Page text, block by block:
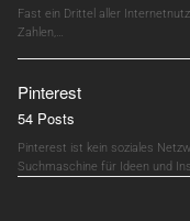
Fast ein Drittel aller
Zahlen,…
Pinterest
54 Posts
Pinterest ist kein soziales
Suchmaschine für Ideen und